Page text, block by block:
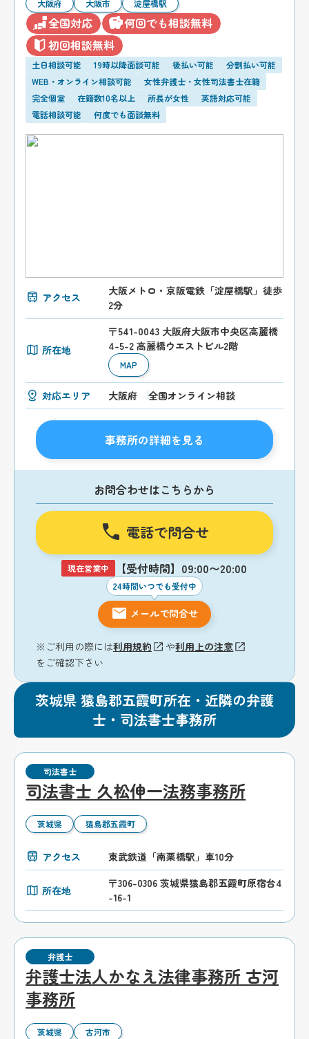
大阪府 大阪市 淀屋橋駅
全国対応
何回でも相談無料
初回相談無料
土日相談可能 19時以降面談可能 後払い可能
分割払い可能
WEB・オンライン相談可能
女性弁護士・女性司法書士在籍
完全個室
在籍数10名以上 所長が女性
英語対応可能
電話相談可能
何度でも面談無料
アクセス
大阪メトロ・京阪電鉄「淀屋橋駅」徒歩
2分
所在地
〒541-0043 大阪府大阪市中央区高麗橋
4-5-2 高麗橋ウエストビル2階
MAP
対応エリア 大阪府 全国オンライン相談
事務所の詳細を見る
お問合わせはこちらから
電話で問合せ
現在営業中 【受付時間】09:00〜20:00
24時間いつでも受付中
メールで問合せ
※ご利用の際には利用規約 や利用上の注意
をご確認下さい
茨城県 猿島郡五霞町所在・近隣の弁護
士・司法書士事務所
司法書士
司法書士 久松伸一法務事務所
茨城県 猿島郡五霞町
アクセス 東武鉄道「南栗橋駅」車10分
所在地
〒306-0306 茨城県猿島郡五霞町原宿台4
-16-1
弁護士
弁護士法人かなえ法律事務所 古河
事務所
茨城県 古河市